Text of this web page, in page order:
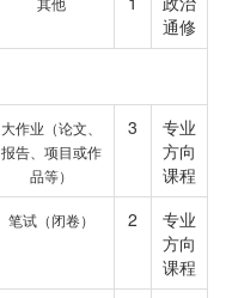
通修
大作业（论文、
报告、项目或作
品等）
3
专业
方向
课程
笔试（闭卷） 2
专业
方向
课程